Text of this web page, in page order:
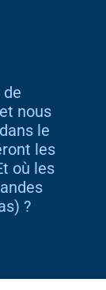
nous
le
les
où les
?